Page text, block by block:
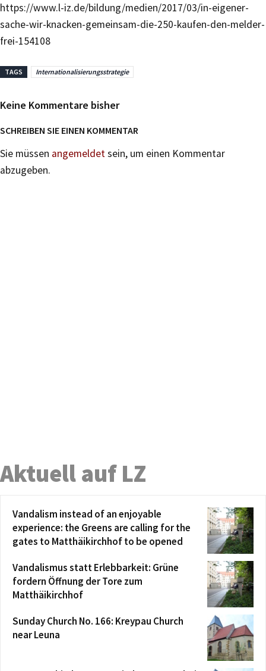
https://www.l-iz.de/bildung/medien/2017/03/in-eigener-
sache-wir-knacken-gemeinsam-die-250-kaufen-den-melder-
frei-154108
TAGS Internationalisierungsstrategie
Keine Kommentare bisher
SCHREIBEN SIE EINEN KOMMENTAR
Sie müssen angemeldetsein, um einen Kommentar
abzugeben.
Aktuell auf LZ
Vandalism instead of an enjoyable
experience: the Greens are calling for the
gates to Matthäikirchhof to be opened
Vandalismus statt Erlebbarkeit: Grüne
fordern Öffnung der Tore zum
Matthäikirchhof
Sunday Church No. 166: Kreypau Church
near Leuna